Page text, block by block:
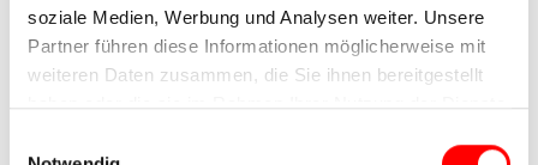
soziale Medien, Werbung und Analysen weiter. Unsere
Partner führen diese Informationen möglicherweise mit
weiteren Daten zusammen, die Sie ihnen bereitgestellt
haben oder die sie im Rahmen Ihrer Nutzung der Dienste